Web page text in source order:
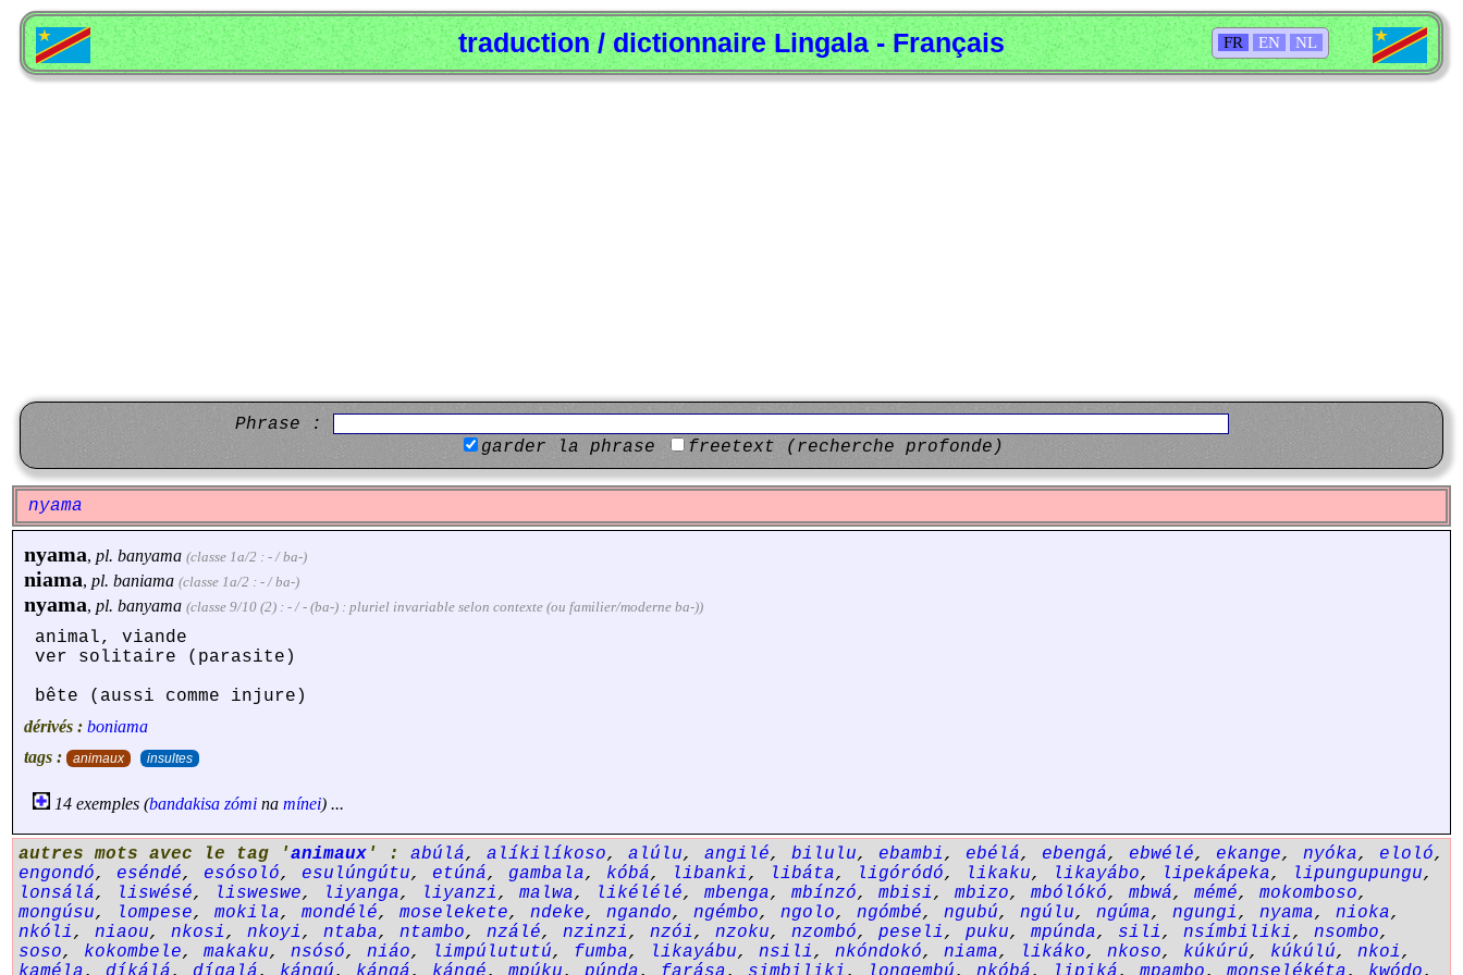
FR EN NL
traduction / dictionnaire Lingala - Français
Phrase :
garder la phrase
freetext (recherche profonde)
nyama
nyama, pl. banyama (classe 1a/2 : - / ba-)
niama, pl. baniama (classe 1a/2 : - / ba-)
nyama, pl. banyama (classe 9/10 (2) : - / - (ba-) : pluriel invariable selon contexte (ou familier/moderne ba-))
animal, viande
ver solitaire (parasite)
bête (aussi comme injure)
dérivés : boniama
tags :
animaux insultes
14 exemples (bandakisa zómi na mínei) ...
autres mots avec le tag 'animaux ' : abúlá, alíkilíkoso, alúlu, angilé, bilulu, ebambi, ebélá, ebengá, ebwélé, ekange, nyóka, eloló,
engondó, eséndé, esósoló, esulúngútu, etúná, gambala, kóbá, libanki, libáta, ligóródó, likaku, likayábo, lipekápeka, lipungupungu,
lonsálá, liswésé, lisweswe, liyanga, liyanzi, malwa, likélélé, mbenga, mbínzó, mbisi, mbizo, mbólókó, mbwá, mémé, mokomboso,
mongúsu, lompese, mokila, mondélé, moselekete, ndeke, ngando, ngémbo, ngolo, ngómbé, ngubú, ngúlu, ngúma, ngungi, nyama, nioka,
nkóli, niaou, nkosi, nkoyi, ntaba, ntambo, nzálé, nzinzi, nzói, nzoku, nzombó, peseli, puku, mpúnda, sili, nsímbiliki, nsombo,
soso, kokombele, makaku, nsósó, niáo, limpúlututú, fumba, likayábu, nsili, nkóndokó, niama, likáko, nkoso, kúkúrú, kúkúlú, nkoi,